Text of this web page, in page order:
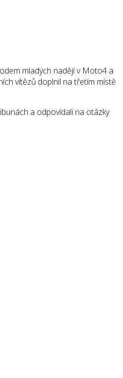
mladých nadějí v Moto4 a
vítězů doplnil na třetím místě
a odpovídali na otázky